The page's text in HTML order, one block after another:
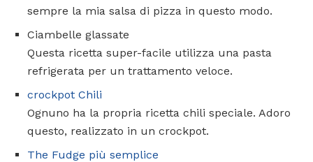
sempre la mia salsa di pizza in questo modo.
Ciambelle glassate
Questa ricetta super-facile utilizza una pasta
refrigerata per un trattamento veloce.
crockpot Chili
Ognuno ha la propria ricetta chili speciale. Adoro
questo, realizzato in un crockpot.
The Fudge più semplice